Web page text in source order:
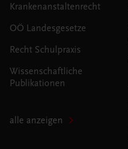
Krankenanstaltenrecht
OÖ Landesgesetze
Recht Schulpraxis
Wissenschaftliche
Publikationen
alle anzeigen